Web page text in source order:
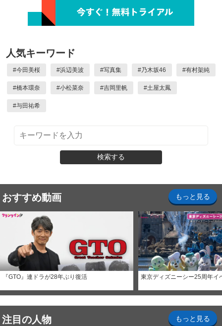
人気キーワード
#今田美桜 #浜辺美波 #写真集 #乃木坂46 #有村架純
#橋本環奈 #小松菜奈 #吉岡里帆 #土屋太鳳
#与田祐希
検索する
おすすめ動画 もっと見る
『GTO』連ドラが28年ぶり復活 東京ディズニーシー25周年イ
注目の人物 もっと見る